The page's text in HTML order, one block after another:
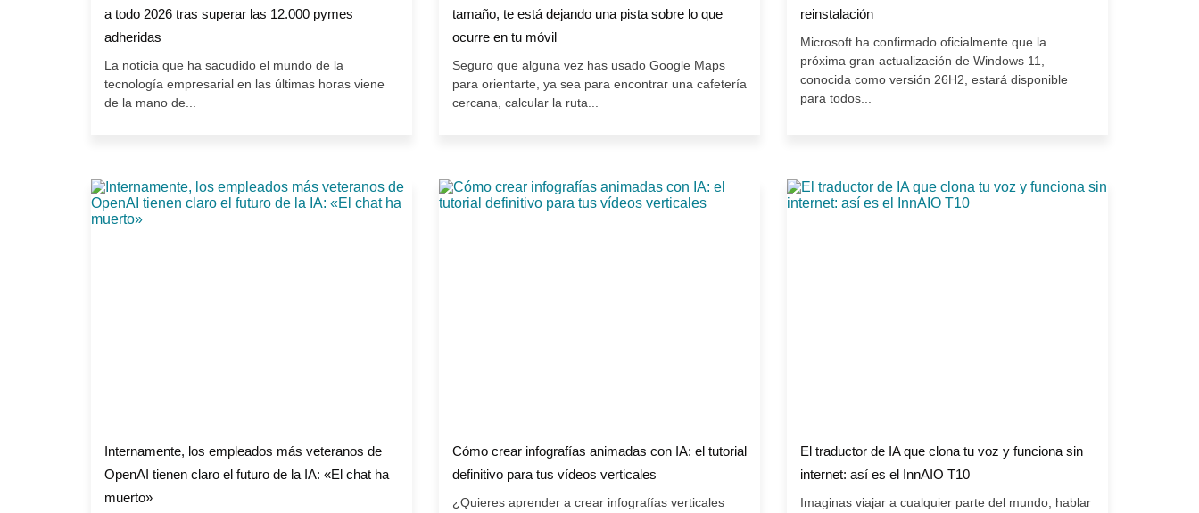
a todo 2026 tras superar las 12.000 pymes
adheridas
La noticia que ha sacudido el mundo de la
tecnología empresarial en las últimas horas viene
de la mano de...
tamaño, te está dejando una pista sobre lo que
ocurre en tu móvil
Seguro que alguna vez has usado Google Maps
para orientarte, ya sea para encontrar una cafetería
cercana, calcular la ruta...
reinstalación
Microsoft ha confirmado oficialmente que la
próxima gran actualización de Windows 11,
conocida como versión 26H2, estará disponible
para todos...
Internamente, los empleados más veteranos de
OpenAI tienen claro el futuro de la IA: «El chat ha
muerto»
Cómo crear infografías animadas con IA: el tutorial
definitivo para tus vídeos verticales
¿Quieres aprender a crear infografías verticales
El traductor de IA que clona tu voz y funciona sin
internet: así es el InnAIO T10
Imaginas viajar a cualquier parte del mundo, hablar